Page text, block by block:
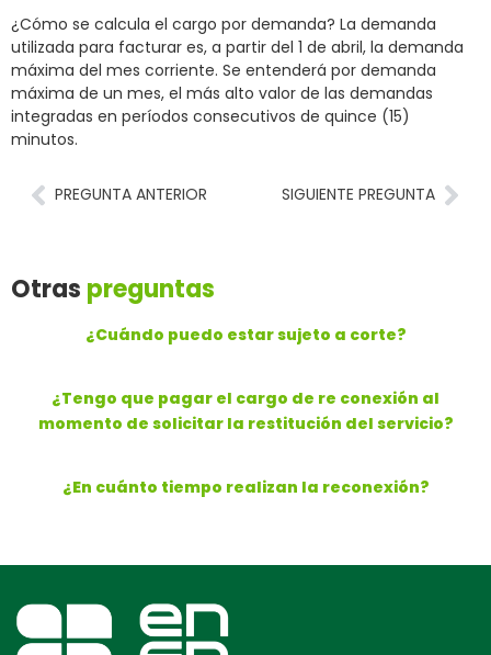
¿Cómo se calcula el cargo por demanda? La demanda
utilizada para facturar es, a partir del 1 de abril, la demanda
máxima del mes corriente. Se entenderá por demanda
máxima de un mes, el más alto valor de las demandas
integradas en períodos consecutivos de quince (15)
minutos.
PREGUNTA ANTERIOR SIGUIENTE PREGUNTA
Otras preguntas
¿Cuándo puedo estar sujeto a corte?
¿Tengo que pagar el cargo de re conexión al
momento de solicitar la restitución del servicio?
¿En cuánto tiempo realizan la reconexión?